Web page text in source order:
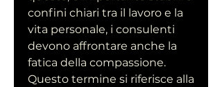
confini chiari tra il lavoro e la
vita personale, i consulenti
devono affrontare anche la
fatica della compassione.
Questo termine si riferisce alla